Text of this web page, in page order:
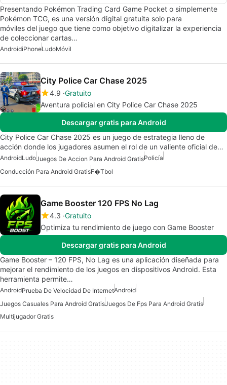
Presentando Pokémon Trading Card Game Pocket o simplemente
Pokémon TCG, es una versión digital gratuita solo para
móviles del juego que tiene como objetivo digitalizar la experiencia
de coleccionar cartas…
AndroidiPhoneLudoMóvil
City Police Car Chase 2025
4.9 Gratuito
Aventura policial en City Police Car Chase 2025
Descargar gratis para Android
City Police Car Chase 2025 es un juego de estrategia lleno de
acción donde los jugadores asumen el rol de un valiente oficial de…
AndroidLudoJuegos De Accion Para Android GratisPolicía
Conducción Para Android GratisF�tbol
Game Booster 120 FPS No Lag
4.3 Gratuito
Optimiza tu rendimiento de juego con Game Booster
Descargar gratis para Android
Game Booster – 120 FPS, No Lag es una aplicación diseñada para
mejorar el rendimiento de los juegos en dispositivos Android. Esta
herramienta permite…
AndroidPrueba De Velocidad De InternetAndroid
Juegos Casuales Para Android GratisJuegos De Fps Para Android Gratis
Multijugador Gratis